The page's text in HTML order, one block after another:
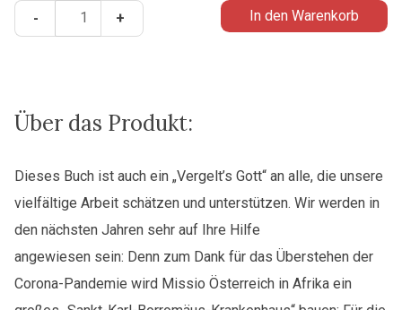
-
Jesus
Handreichung
Übertragungen
Menge
+ In den Warenkorb
Über das Produkt:
Dieses Buch ist auch ein „Vergelt’s Gott“ an alle, die unsere
vielfältige Arbeit schätzen und unterstützen. Wir werden in
den nächsten Jahren sehr auf Ihre Hilfe
angewiesen sein: Denn zum Dank für das Überstehen der
Corona-Pandemie wird Missio Österreich in Afrika ein